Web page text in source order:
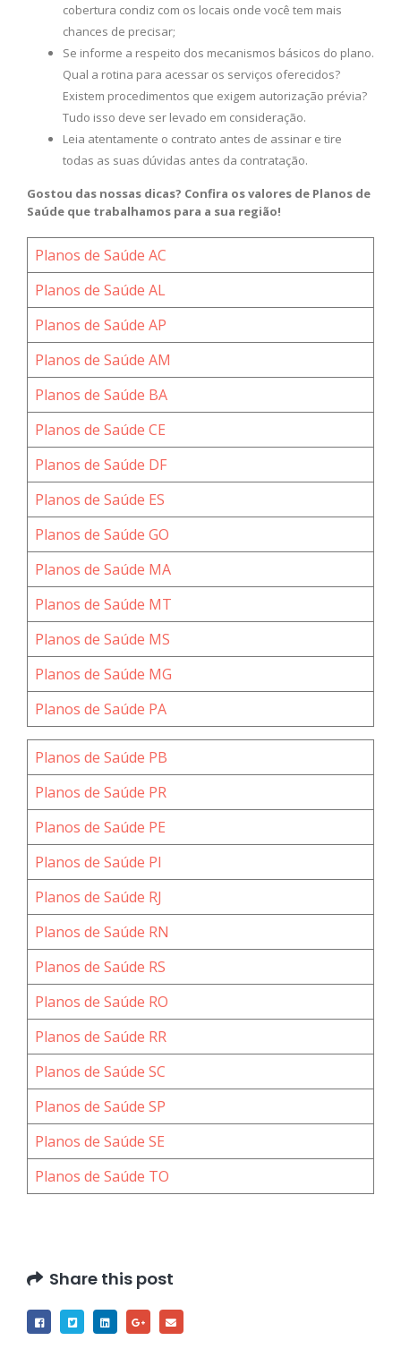
cobertura condiz com os locais onde você tem mais
chances de precisar;
Se informe a respeito dos mecanismos básicos do plano.
Qual a rotina para acessar os serviços oferecidos?
Existem procedimentos que exigem autorização prévia?
Tudo isso deve ser levado em consideração.
Leia atentamente o contrato antes de assinar e tire
todas as suas dúvidas antes da contratação.
Gostou das nossas dicas? Confira os valores de Planos de
Saúde que trabalhamos para a sua região!
Planos de Saúde AC
Planos de Saúde AL
Planos de Saúde AP
Planos de Saúde AM
Planos de Saúde BA
Planos de Saúde CE
Planos de Saúde DF
Planos de Saúde ES
Planos de Saúde GO
Planos de Saúde MA
Planos de Saúde MT
Planos de Saúde MS
Planos de Saúde MG
Planos de Saúde PA
Planos de Saúde PB
Planos de Saúde PR
Planos de Saúde PE
Planos de Saúde PI
Planos de Saúde RJ
Planos de Saúde RN
Planos de Saúde RS
Planos de Saúde RO
Planos de Saúde RR
Planos de Saúde SC
Planos de Saúde SP
Planos de Saúde SE
Planos de Saúde TO
Share this post